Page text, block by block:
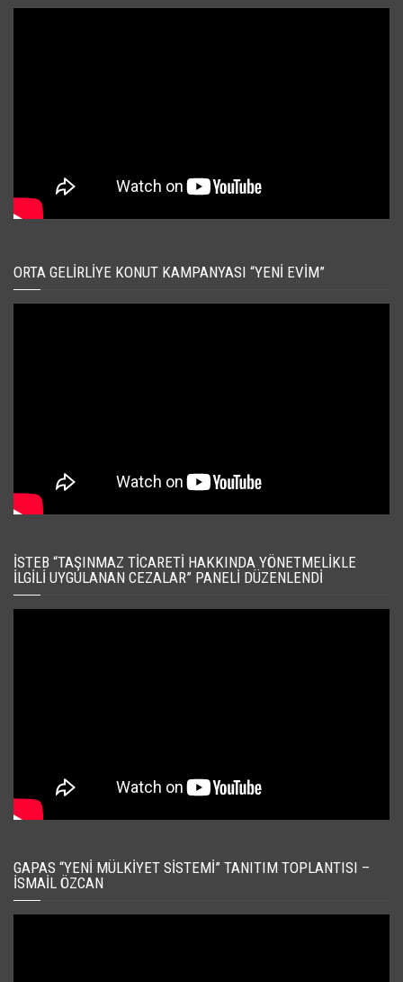
ORTA GELIRLIYE KONUT KAMPANYASI “YENI EVIM”
İSTEB “TAŞINMAZ TICARETI HAKKINDA YÖNETMELIKLE
İLGILI UYGULANAN CEZALAR” PANELI DÜZENLENDI
GAPAS “YENI MÜLKIYET SISTEMI” TANITIM TOPLANTISI –
İSMAIL ÖZCAN